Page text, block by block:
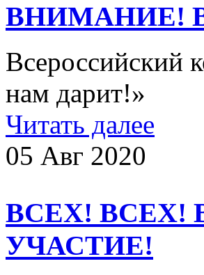
ВНИМАНИЕ!
Всероссийский
нам дарит!»
Читать далее
05 Авг 2020
ВСЕХ! ВСЕХ!
УЧАСТИЕ!